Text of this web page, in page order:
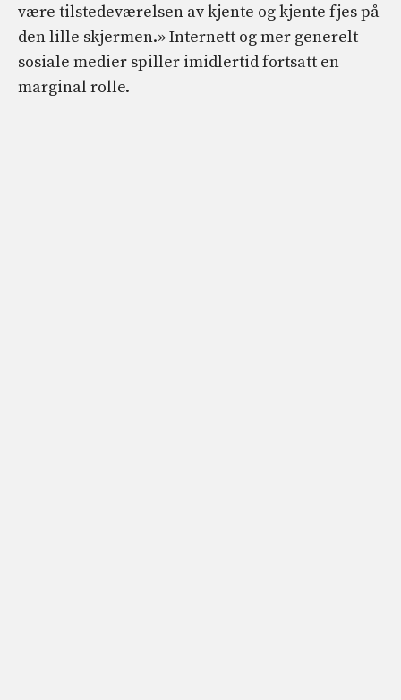
være tilstedeværelsen av kjente og kjente fjes på
den lille skjermen.» Internett og mer generelt
sosiale medier spiller imidlertid fortsatt en
marginal rolle.